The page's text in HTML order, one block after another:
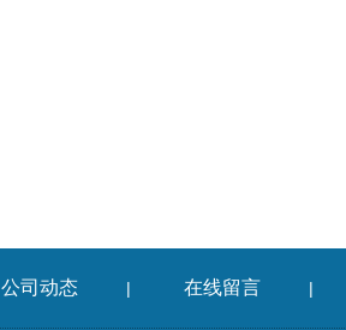
公司动态 | 在线留言 |